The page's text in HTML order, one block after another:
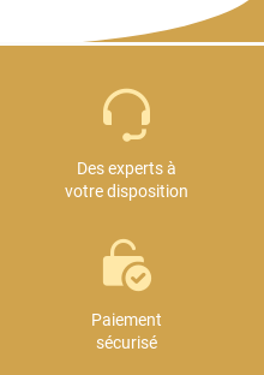
Des experts à
votre disposition
Paiement
sécurisé